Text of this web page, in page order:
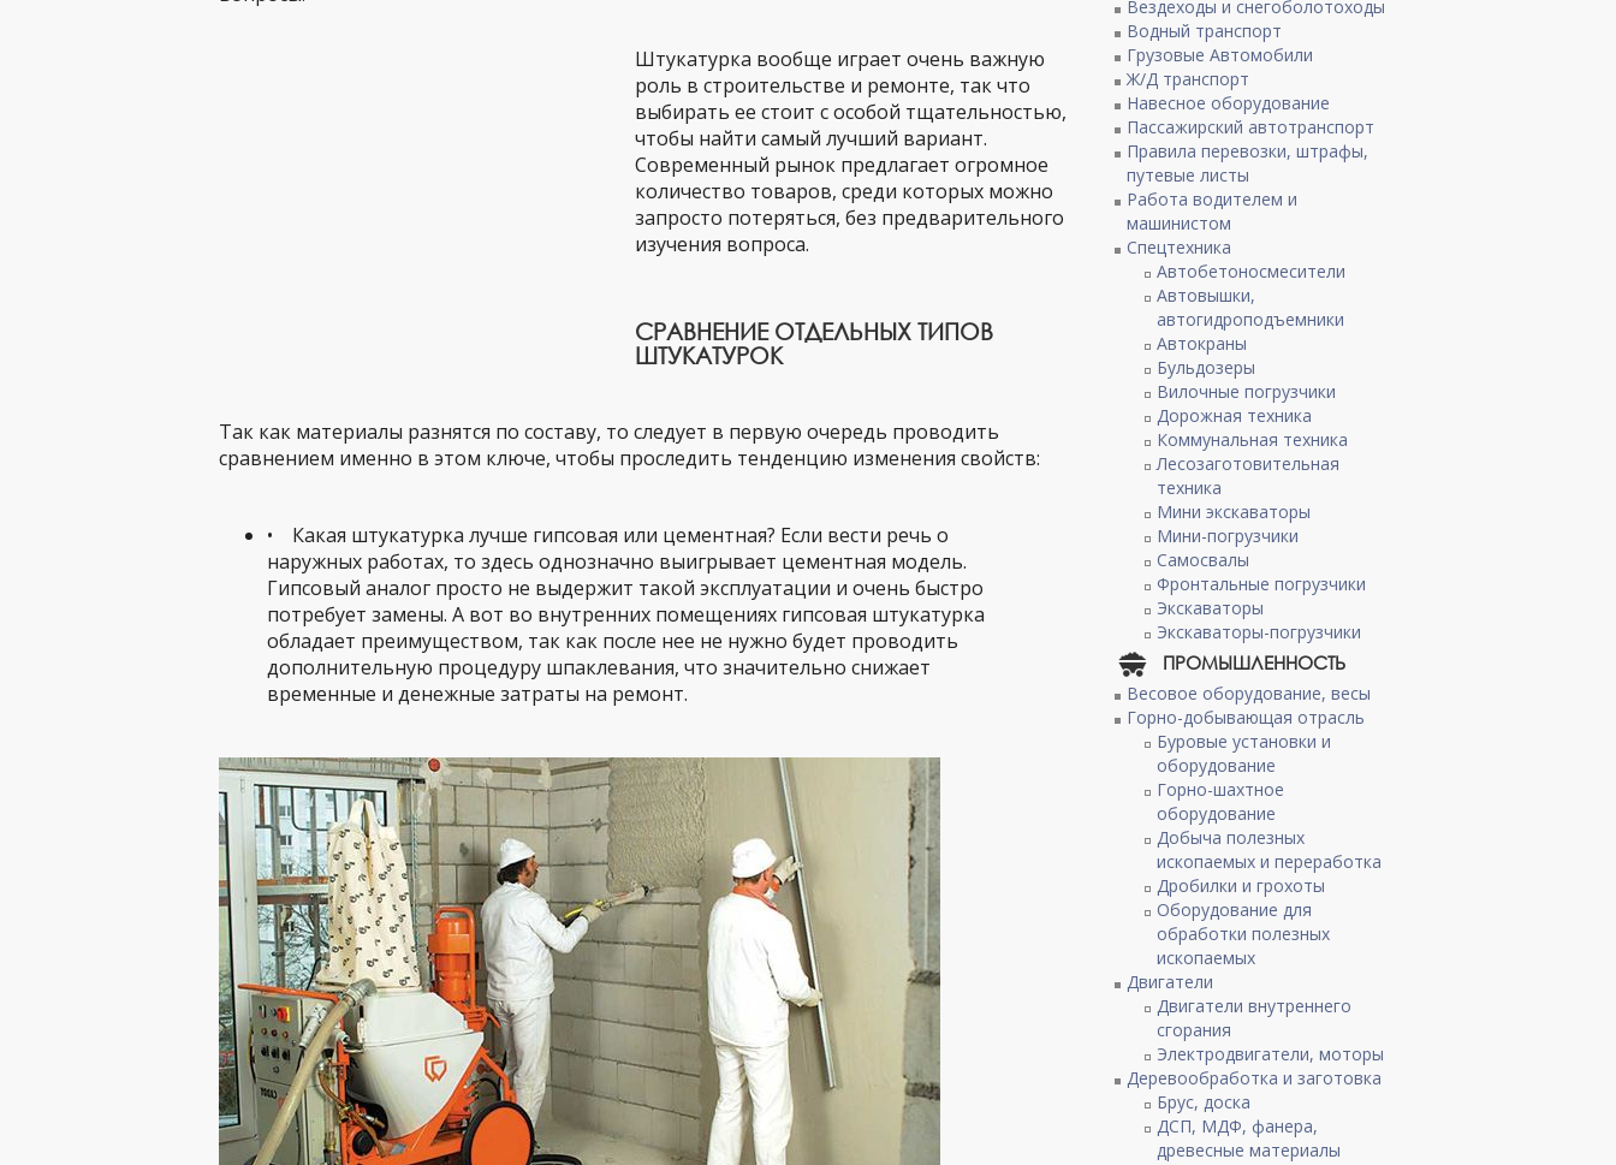
Штукатурка вообще играет очень важную
роль в строительстве и ремонте, так что
выбирать ее стоит с особой тщательностью,
чтобы найти самый лучший вариант.
Современный рынок предлагает огромное
количество товаров, среди которых можно
запросто потеряться, без предварительного
изучения вопроса.
СРАВНЕНИЕ ОТДЕЛЬНЫХ ТИПОВ
ШТУКАТУРОК
Так как материалы разнятся по составу, то следует в первую очередь проводить
сравнением именно в этом ключе, чтобы проследить тенденцию изменения свойств:
• Какая штукатурка лучше гипсовая или цементная? Если вести речь о
наружных работах, то здесь однозначно выигрывает цементная модель.
Гипсовый аналог просто не выдержит такой эксплуатации и очень быстро
потребует замены. А вот во внутренних помещениях гипсовая штукатурка
обладает преимуществом, так как после нее не нужно будет проводить
дополнительную процедуру шпаклевания, что значительно снижает
временные и денежные затраты на ремонт.
Вездеходы и снегоболотоходы
Водный транспорт
Грузовые Автомобили
Ж/Д транспорт
Навесное оборудование
Пассажирский автотранспорт
Правила перевозки, штрафы,
путевые листы
Работа водителем и
машинистом
Спецтехника
Автобетоносмесители
Автовышки,
автогидроподъемники
Автокраны
Бульдозеры
Вилочные погрузчики
Дорожная техника
Коммунальная техника
Лесозаготовительная
техника
Мини экскаваторы
Мини-погрузчики
Самосвалы
Фронтальные погрузчики
Экскаваторы
Экскаваторы-погрузчики
ПРОМЫШЛЕННОСТЬ
Весовое оборудование, весы
Горно-добывающая отрасль
Буровые установки и
оборудование
Горно-шахтное
оборудование
Добыча полезных
ископаемых и переработка
Дробилки и грохоты
Оборудование для
обработки полезных
ископаемых
Двигатели
Двигатели внутреннего
сгорания
Электродвигатели, моторы
Деревообработка и заготовка
Брус, доска
ДСП, МДФ, фанера,
древесные материалы